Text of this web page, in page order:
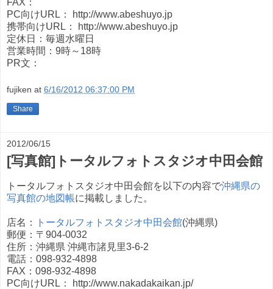
FAX：
PC向けURL： http://www.abeshuyo.jp
携帯向けURL： http://www.abeshuyo.jp
定休日：毎週水曜日
営業時間：9時～18時
PR文：
fujiken at 6/16/2012 06:37:00 PM
Share
2012/06/15
[写真館]トータルフォトスタジオ中田会館
トータルフォトスタジオ中田会館を以下の内容で沖縄県の
写真館の地図帳に掲載しました。
店名： トータルフォトスタジオ中田会館(沖縄県)
郵便：〒904-0032
住所：沖縄県 沖縄市諸見里3-6-2
電話：098-932-4898
FAX：098-932-4898
PC向けURL： http://www.nakadakaikan.jp/